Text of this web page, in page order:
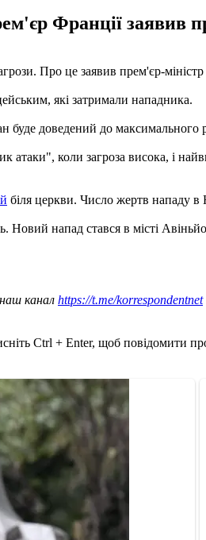
Франції заявив
Про це заявив прем'єр-
які затримали нападника.
доведений до максимального
коли загроза висока, і
біля церкви. Число жертв нападу в
Новий напад стався в місті
канал https://t.me/korrespondentnet
Ctrl + Enter, щоб повідомити